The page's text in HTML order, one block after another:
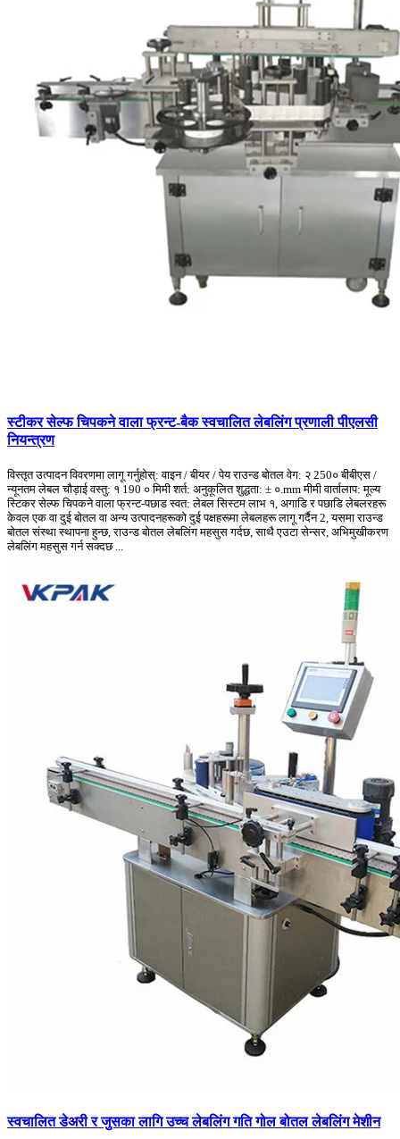
स्टीकर सेल्फ चिपकने वाला फ्रन्ट-बैक स्वचालित लेबलिंग प्रणाली पीएलसी
नियन्त्रण
विस्तृत उत्पादन विवरणमा लागू गर्नुहोस्: वाइन / बीयर / पेय राउन्ड बोतल वेग: २ 250० बीबीएस /
न्यूनतम लेबल चौड़ाई वस्तु: १ 190 ० मिमी शर्त: अनुकूलित शुद्धता: ± ०.mm मीमी वार्तालाप: मूल्य
स्टिकर सेल्फ चिपकने वाला फ्रन्ट-पछाड स्वत: लेबल सिस्टम लाभ १, अगाडि र पछाडि लेबलरहरू
केवल एक वा दुई बोतल वा अन्य उत्पादनहरूको दुई पक्षहरूमा लेबलहरू लागू गर्दैन 2, यसमा राउन्ड
बोतल संस्था स्थापना हुन्छ, राउन्ड बोतल लेबलिंग महसुस गर्दछ, साथै एउटा सेन्सर, अभिमुखीकरण
लेबलिंग महसुस गर्न सक्दछ ...
स्वचालित डेअरी र जुसका लागि उच्च लेबलिंग गति गोल बोतल लेबलिंग मेशीन